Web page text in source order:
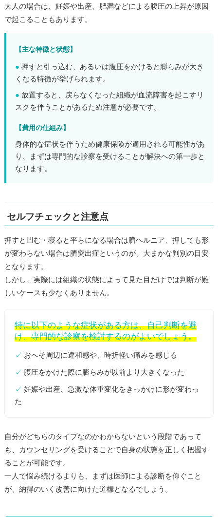
大人の場合は、妊娠や出産、肥満などによる腹圧の上昇が原因
で起こることもあります。
【主な特徴と状態】
● 押すと引っ込む、あるいは腹圧をかけると膨らみが大き
くなる特徴が挙げられます。
● 放置すると、戻らなくなった組織が血流障害を起こすリ
スクを伴うことがあるため注意が必要です。
【費用の仕組み】
身体的な症状を伴うため健康保険が適用される可能性があ
り、まずは専門的な診察を受けることが解決への第一歩と
なります。
セルフチェックと注意点
押すと凹む・寝ると平らになる場合は臍ヘルニア、押しても形
が変わらない場合は臍突出症というのが、大まかな判別の目安
となります。
しかし、実際には組織の状態によって見た目だけでは判断が難
しいケースも少なくありません。
特に以下のような症状がある方は、自己判断を避
け、専門的な診察を検討するのがよいでしょう。
✓ おへそ周辺に違和感や、時折軽い痛みを感じる
✓ 腹圧をかけた際に膨らみが以前より大きくなった
✓ 妊娠や出産、急激な体重変化をきっかけに形が変わっ
た
自分がどちらのタイプなのかわからないという段階であって
も、カウンセリングを受けることで自身の状態を正しく把握す
ることが可能です。
一人で悩み続けるよりも、まずは医師による診断を仰ぐこと
が、納得のいく改善に向けた道標となるでしょう。